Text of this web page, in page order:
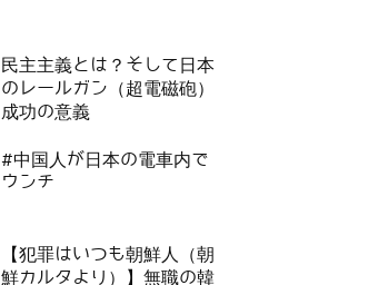
民主主義とは？そして日本
のレールガン（超電磁砲）
成功の意義
#中国人が日本の電車内で
ウンチ
【犯罪はいつも朝鮮人（朝
鮮カルタより）】無職の韓